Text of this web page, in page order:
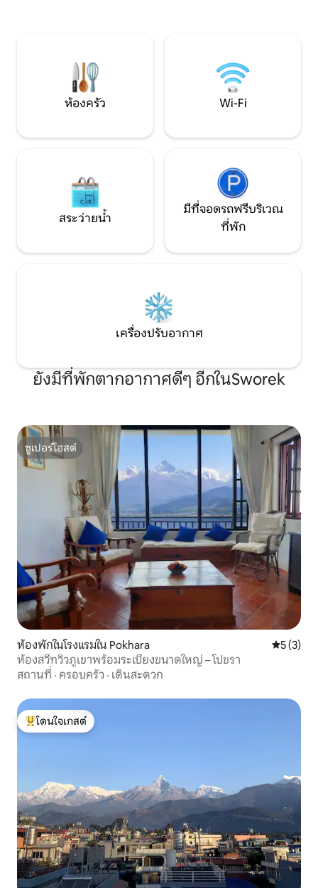
สำหรับการเดินป่า!
ห้องครัว Wi-Fi
สระว่ายน้ำ
มีที่จอดรถฟรีบริเวณ
ที่พัก
เครื่องปรับอากาศ
ยังมีที่พักตากอากาศดีๆ อีกในSworek
ซูเปอร์โฮสต์
ซูเปอร์โฮสต์
ห้องพักในโรงแรมใน Pokhara คะแนนเฉ
5 (3)
ห้องสวีทวิวภูเขาพร้อมระเบียงขนาดใหญ่ – โปขรา
สถานที่ · ครอบครัว · เดินสะดวก
โดนใจเกสต์ที่สุด
โดนใจเกสต์